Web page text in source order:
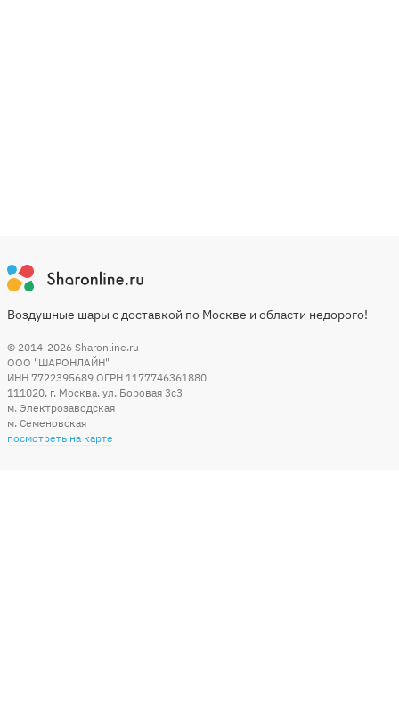
Воздушные шары с доставкой по Москве и области недорого!
© 2014-2026 Sharonline.ru
ООО "ШАРОНЛАЙН"
ИНН 7722395689 ОГРН 1177746361880
111020, г. Москва, ул. Боровая 3c3
м. Электрозаводская
м. Семеновская
посмотреть на карте